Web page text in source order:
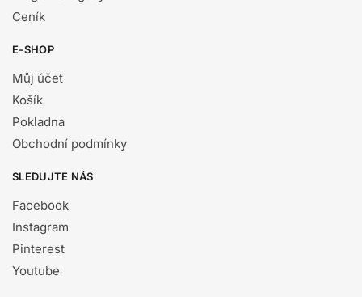
Ceník
E-SHOP
Můj účet
Košík
Pokladna
Obchodní podmínky
SLEDUJTE NÁS
Facebook
Instagram
Pinterest
Youtube